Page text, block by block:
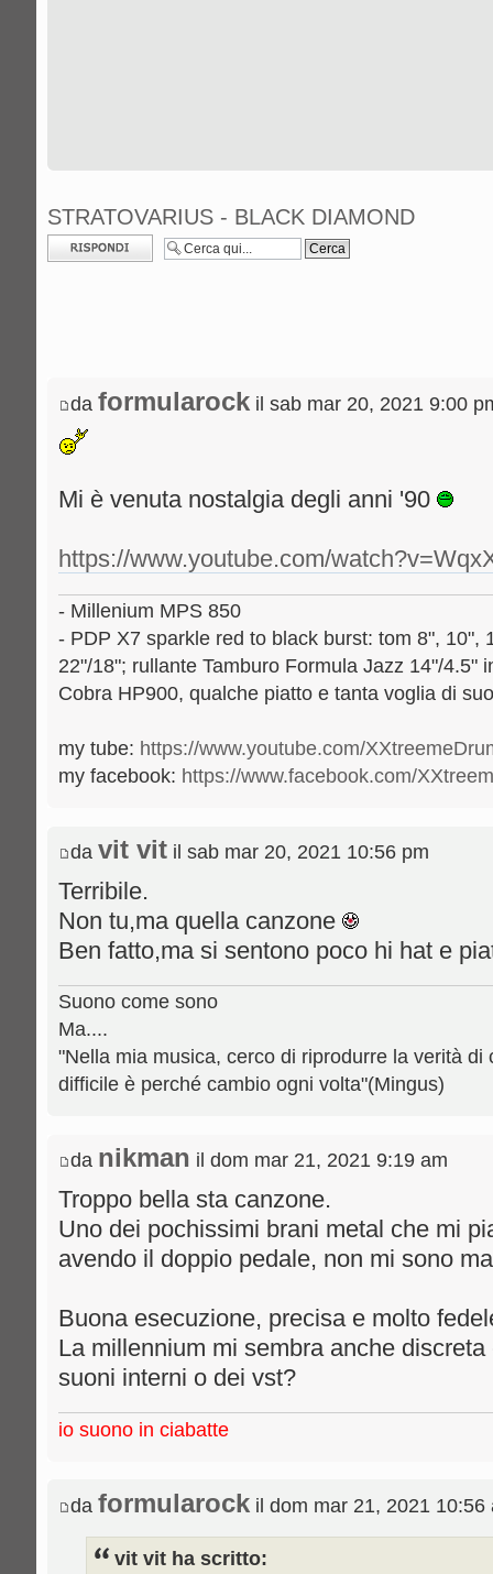
STRATOVARIUS - BLACK DIAMOND
Rispondi al
messaggio
da formularock il sab mar 20, 2021 9:00
Mi è venuta nostalgia degli anni '90
https://www.youtube.com/
- Millenium MPS 850
- PDP X7 sparkle red to black burst: tom 8", 10",
22"/18"; rullante Tamburo Formula Jazz 14"/4.5"
Cobra HP900, qualche piatto e tanta voglia di
my tube: https://www.youtube.com/
my facebook: https://www.facebook.com/
da vit vit il sab mar 20, 2021 10:56 pm
Terribile.
Non tu,ma quella canzone
Ben fatto,ma si sentono poco hi hat e
Suono come sono
Ma....
"Nella mia musica, cerco di riprodurre la verità
difficile è perché cambio ogni volta"(Mingus)
da nikman il dom mar 21, 2021 9:19 am
Troppo bella sta canzone.
Uno dei pochissimi brani metal che mi
avendo il doppio pedale, non mi sono
Buona esecuzione, precisa e molto
La millennium mi sembra anche
suoni interni o dei vst?
io suono in ciabatte
da formularock il dom mar 21, 2021 10:56
vit vit ha scritto: